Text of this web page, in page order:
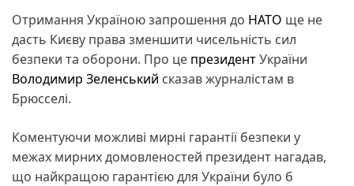
Отримання Україною запрошення до НАТО ще не
дасть Києву права зменшити чисельність сил
безпеки та оборони. Про це президентУкраїни
Володимир Зеленський сказав журналістам в
Брюсселі.
Коментуючи можливі мирні гарантії безпеки у
межах мирних домовленостей президент нагадав,
що найкращою гарантією для України було б